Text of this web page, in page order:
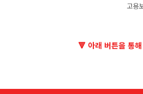
고용
🔻 아래 버튼을 통